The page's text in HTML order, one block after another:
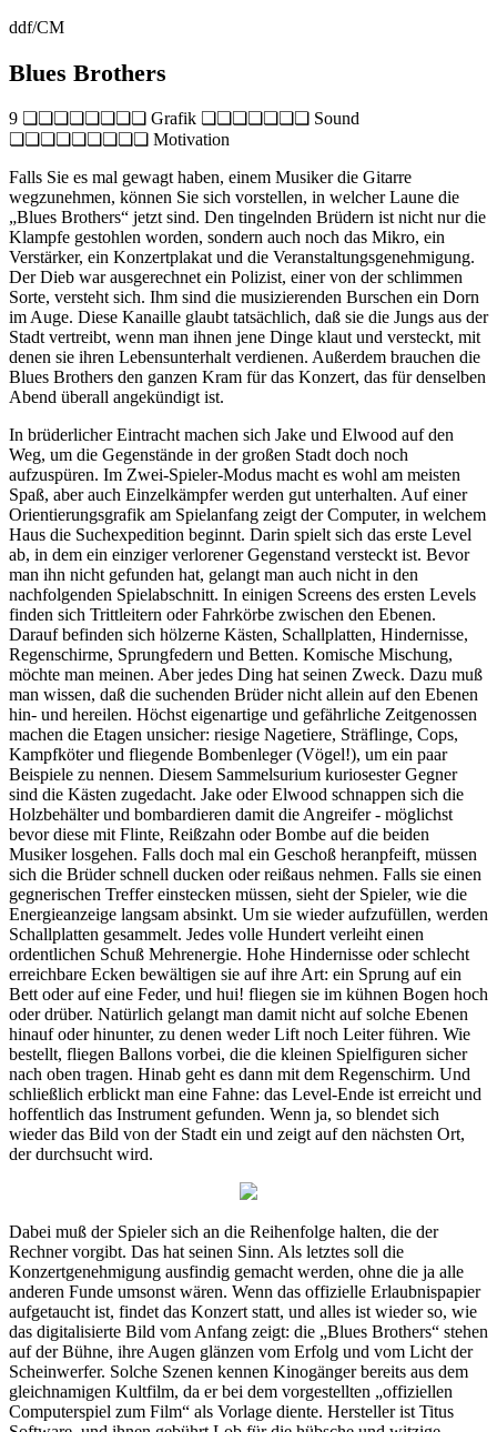
ddf/CM
Blues Brothers
9 ❏❏❏❏❏❏❏❏ Grafik ❏❏❏❏❏❏❏ Sound
❏❏❏❏❏❏❏❏❏ Motivation
Falls Sie es mal gewagt haben, einem Musiker die Gitarre
wegzunehmen, können Sie sich vorstellen, in welcher Laune die
„Blues Brothers“ jetzt sind. Den tingelnden Brüdern ist nicht nur die
Klampfe gestohlen worden, sondern auch noch das Mikro, ein
Verstärker, ein Konzertplakat und die Veranstaltungsgenehmigung.
Der Dieb war ausgerechnet ein Polizist, einer von der schlimmen
Sorte, versteht sich. Ihm sind die musizierenden Burschen ein Dorn
im Auge. Diese Kanaille glaubt tatsächlich, daß sie die Jungs aus der
Stadt vertreibt, wenn man ihnen jene Dinge klaut und versteckt, mit
denen sie ihren Lebensunterhalt verdienen. Außerdem brauchen die
Blues Brothers den ganzen Kram für das Konzert, das für denselben
Abend überall angekündigt ist.
In brüderlicher Eintracht machen sich Jake und Elwood auf den
Weg, um die Gegenstände in der großen Stadt doch noch
aufzuspüren. Im Zwei-Spieler-Modus macht es wohl am meisten
Spaß, aber auch Einzelkämpfer werden gut unterhalten. Auf einer
Orientierungsgrafik am Spielanfang zeigt der Computer, in welchem
Haus die Suchexpedition beginnt. Darin spielt sich das erste Level
ab, in dem ein einziger verlorener Gegenstand versteckt ist. Bevor
man ihn nicht gefunden hat, gelangt man auch nicht in den
nachfolgenden Spielabschnitt. In einigen Screens des ersten Levels
finden sich Trittleitern oder Fahrkörbe zwischen den Ebenen.
Darauf befinden sich hölzerne Kästen, Schallplatten, Hindernisse,
Regenschirme, Sprungfedern und Betten. Komische Mischung,
möchte man meinen. Aber jedes Ding hat seinen Zweck. Dazu muß
man wissen, daß die suchenden Brüder nicht allein auf den Ebenen
hin- und hereilen. Höchst eigenartige und gefährliche Zeitgenossen
machen die Etagen unsicher: riesige Nagetiere, Sträflinge, Cops,
Kampfköter und fliegende Bombenleger (Vögel!), um ein paar
Beispiele zu nennen. Diesem Sammelsurium kuriosester Gegner
sind die Kästen zugedacht. Jake oder Elwood schnappen sich die
Holzbehälter und bombardieren damit die Angreifer - möglichst
bevor diese mit Flinte, Reißzahn oder Bombe auf die beiden
Musiker losgehen. Falls doch mal ein Geschoß heranpfeift, müssen
sich die Brüder schnell ducken oder reißaus nehmen. Falls sie einen
gegnerischen Treffer einstecken müssen, sieht der Spieler, wie die
Energieanzeige langsam absinkt. Um sie wieder aufzufüllen, werden
Schallplatten gesammelt. Jedes volle Hundert verleiht einen
ordentlichen Schuß Mehrenergie. Hohe Hindernisse oder schlecht
erreichbare Ecken bewältigen sie auf ihre Art: ein Sprung auf ein
Bett oder auf eine Feder, und hui! fliegen sie im kühnen Bogen hoch
oder drüber. Natürlich gelangt man damit nicht auf solche Ebenen
hinauf oder hinunter, zu denen weder Lift noch Leiter führen. Wie
bestellt, fliegen Ballons vorbei, die die kleinen Spielfiguren sicher
nach oben tragen. Hinab geht es dann mit dem Regenschirm. Und
schließlich erblickt man eine Fahne: das Level-Ende ist erreicht und
hoffentlich das Instrument gefunden. Wenn ja, so blendet sich
wieder das Bild von der Stadt ein und zeigt auf den nächsten Ort,
der durchsucht wird.
Dabei muß der Spieler sich an die Reihenfolge halten, die der
Rechner vorgibt. Das hat seinen Sinn. Als letztes soll die
Konzertgenehmigung ausfindig gemacht werden, ohne die ja alle
anderen Funde umsonst wären. Wenn das offizielle Erlaubnispapier
aufgetaucht ist, findet das Konzert statt, und alles ist wieder so, wie
das digitalisierte Bild vom Anfang zeigt: die „Blues Brothers“ stehen
auf der Bühne, ihre Augen glänzen vom Erfolg und vom Licht der
Scheinwerfer. Solche Szenen kennen Kinogänger bereits aus dem
gleichnamigen Kultfilm, da er bei dem vorgestellten „offiziellen
Computerspiel zum Film“ als Vorlage diente. Hersteller ist Titus